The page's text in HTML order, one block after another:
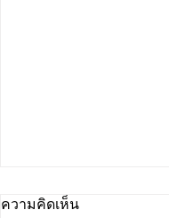
ความคิดเห็น